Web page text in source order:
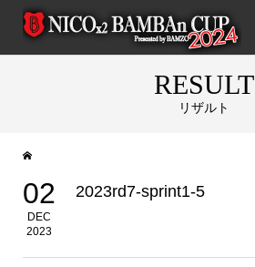
RESULT
リザルト
02
DEC
2023
2023rd7-sprint1-5